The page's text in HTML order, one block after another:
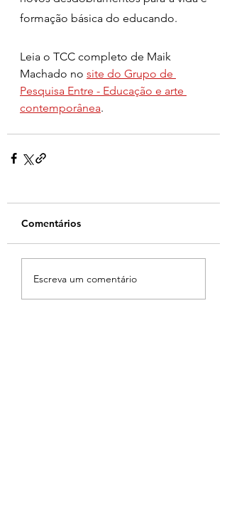
formação básica do educando.
Leia o TCC completo de Maik
Machado no site do Grupo de
Pesquisa Entre - Educação e arte
contemporânea.
Comentários
Escreva um comentário